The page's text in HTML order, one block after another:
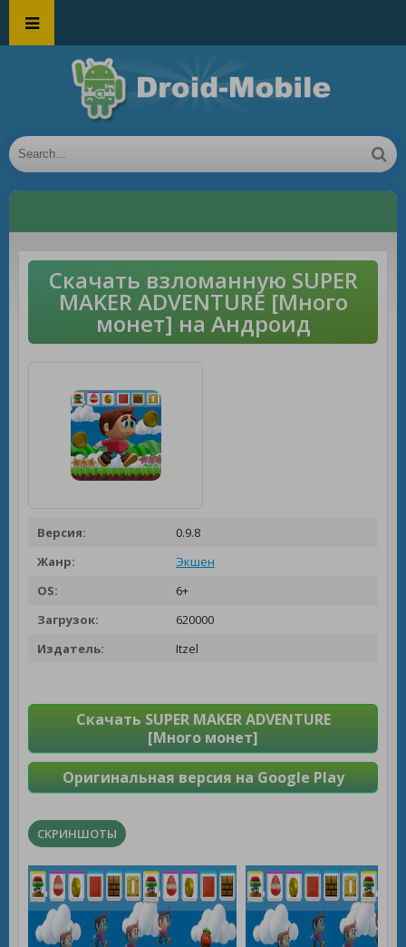
Скачать взломанную SUPER
MAKER ADVENTURE [Много
монет] на Андроид
Версия:
0.9.8
Жанр:
Экшен
OS:
6+
Загрузок:
620000
Издатель:
Itzel
Скачать SUPER MAKER ADVENTURE
[Много монет]
Оригинальная версия на Google Play
СКРИНШОТЫ